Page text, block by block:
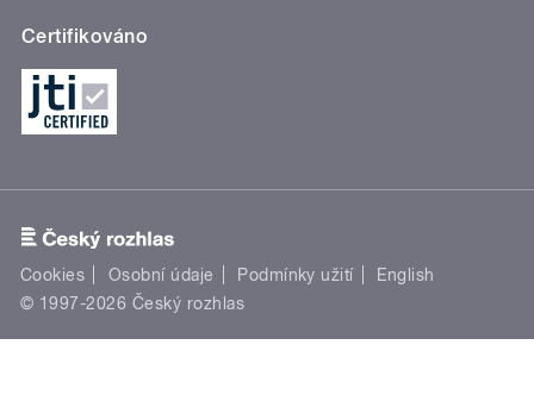
Certifikováno
Cookies Osobní údaje Podmínky užití
English
© 1997-2026 Český rozhlas